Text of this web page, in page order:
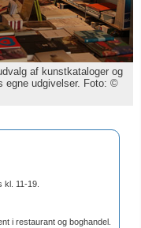
af kunstkataloger og
egne udgivelser. Foto: ©
kl. 11-19.
i restaurant og boghandel.